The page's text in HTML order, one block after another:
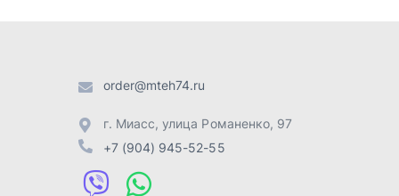
г. Челябинск,Свердловский
тракт, 3Е